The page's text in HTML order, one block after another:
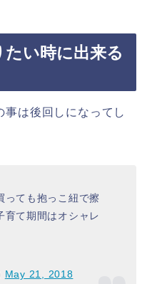
い時に出来る
は後回しになってし
っても抱っこ紐で擦
育て期間はオシャレ
May 21, 2018